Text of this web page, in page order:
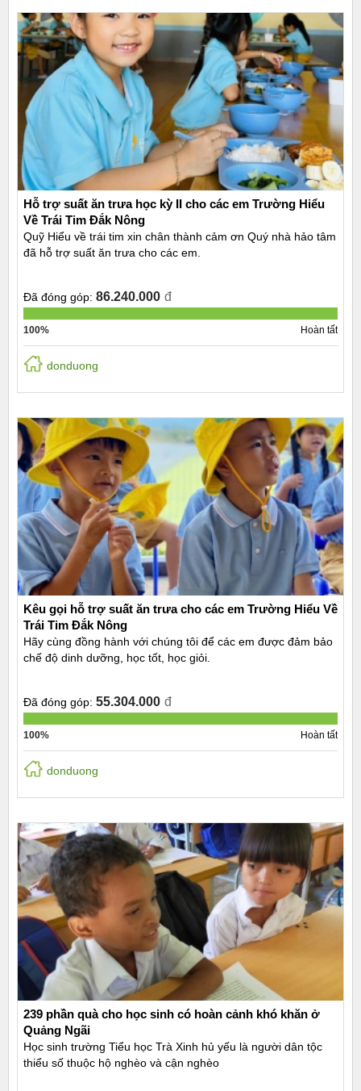
Hỗ trợ suất ăn trưa học kỳ II cho các em Trường Hiểu
Về Trái Tim Đắk Nông
Quỹ Hiểu về trái tim xin chân thành cảm ơn Quý nhà hảo tâm
đã hỗ trợ suất ăn trưa cho các em.
Đã đóng góp: 86.240.000 đ
100% Hoàn tất
donduong
Kêu gọi hỗ trợ suất ăn trưa cho các em Trường Hiểu Về
Trái Tim Đắk Nông
Hãy cùng đồng hành với chúng tôi để các em được đảm bảo
chế độ dinh dưỡng, học tốt, học giỏi.
Đã đóng góp: 55.304.000 đ
100% Hoàn tất
donduong
239 phần quà cho học sinh có hoàn cảnh khó khăn ở
Quảng Ngãi
Học sinh trường Tiểu học Trà Xinh hủ yếu là người dân tộc
thiểu số thuộc hộ nghèo và cận nghèo